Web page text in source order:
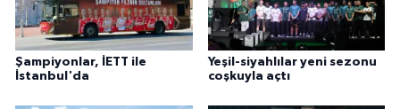
Şampiyonlar, İETT ile
İstanbul'da
Yeşil-siyahlılar yeni sezonu
coşkuyla açtı